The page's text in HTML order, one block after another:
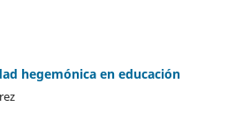
hegemónica en educación